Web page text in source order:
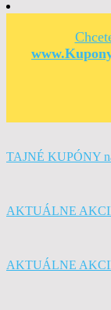
TAJNÉ KUPÓNY
AKTUÁLNE
AKTUÁLNE